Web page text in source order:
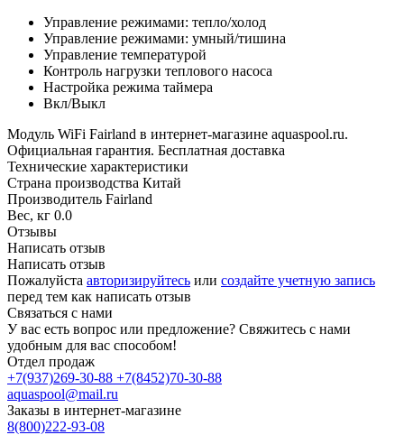
Управление режимами: тепло/холод
Управление режимами: умный/тишина
Управление температурой
Контроль нагрузки теплового насоса
Настройка режима таймера
Вкл/Выкл
Модуль WiFi Fairland в интернет-магазине aquaspool.ru.
Официальная гарантия. Бесплатная доставка
Технические характеристики
Страна производства Китай
Производитель Fairland
Вес, кг 0.0
Отзывы
Написать отзыв
Написать отзыв
Пожалуйста авторизируйтесь или создайте учетную запись
перед тем как написать отзыв
Связаться с нами
У вас есть вопрос или предложение? Свяжитесь с нами
удобным для вас способом!
Отдел продаж
+7(937)269-30-88 +7(8452)70-30-88
aquaspool@mail.ru
Заказы в интернет-магазине
8(800)222-93-08